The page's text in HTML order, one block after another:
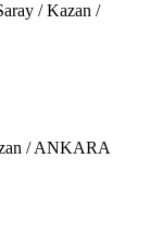
/ Kazan /
/ ANKARA